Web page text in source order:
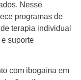
Nesse
programas de
terapia individual
suporte
com ibogaína em